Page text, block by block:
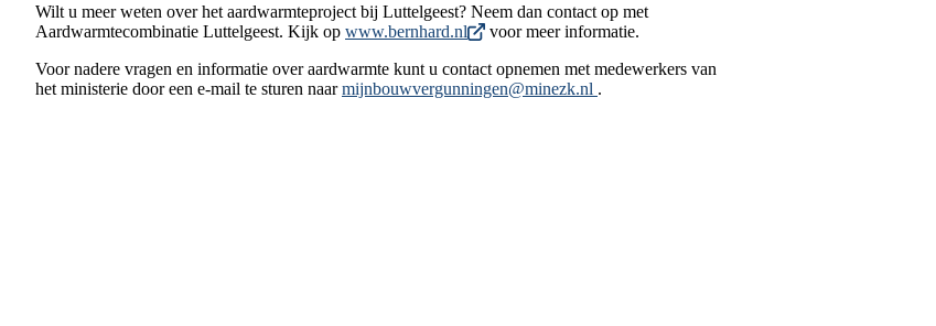
Wilt u meer weten over het aardwarmteproject bij Luttelgeest? Neem dan contact op met
Aardwarmtecombinatie Luttelgeest. Kijk op www.bernhard.nl
voor meer informatie.
Voor nadere vragen en informatie over aardwarmte kunt u contact opnemen met medewerkers van
het ministerie door een e-mail te sturen naarmijnbouwvergunningen@minezk.nl .